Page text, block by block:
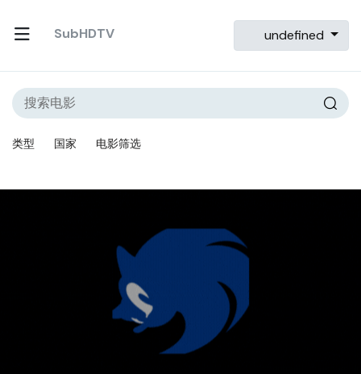
SubHDTV undefined
类型 国家 电影筛选